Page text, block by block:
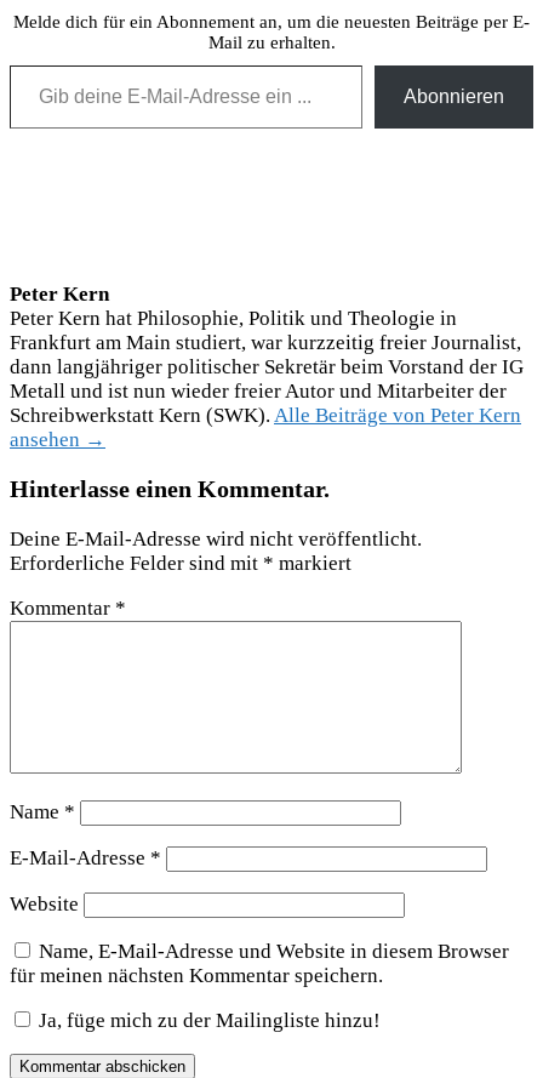
Melde dich für ein Abonnement an, um die neuesten Beiträge per E-
Mail zu erhalten.
Gib deine E-Mail-Adresse ein ...
Abonnieren
Peter Kern
Peter Kern hat Philosophie, Politik und Theologie in
Frankfurt am Main studiert, war kurzzeitig freier Journalist,
dann langjähriger politischer Sekretär beim Vorstand der IG
Metall und ist nun wieder freier Autor und Mitarbeiter der
Schreibwerkstatt Kern (SWK). Alle Beiträge von Peter Kern
ansehen →
Hinterlasse einen Kommentar.
Deine E-Mail-Adresse wird nicht veröffentlicht.
Erforderliche Felder sind mit * markiert
Kommentar *
Name *
E-Mail-Adresse *
Website
Name, E-Mail-Adresse und Website in diesem Browser
für meinen nächsten Kommentar speichern.
Ja, füge mich zu der Mailingliste hinzu!